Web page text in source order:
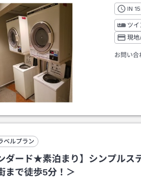
IN
ツイ
現地
お問い合
ベルプラン
ンダード★素泊まり】シンプル
まで徒歩5分！＞